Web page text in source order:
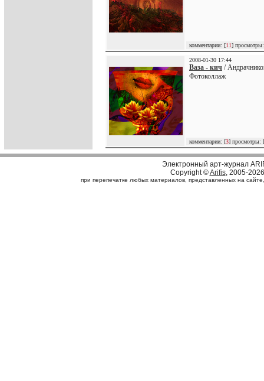
комментарии: [11]
2008-01-30 17:44
Ваза - кич /
Фотоколлаж
комментарии: [3] просмотры: [
Электронный арт-журнал
Copyright ©Arifis, 2005-2026
при перепечатке любых материалов, представленных на